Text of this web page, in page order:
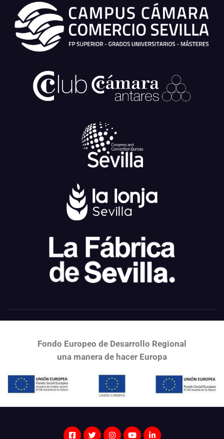
Fondo Europeo de Desarrollo Regional
una manera de hacer Europa